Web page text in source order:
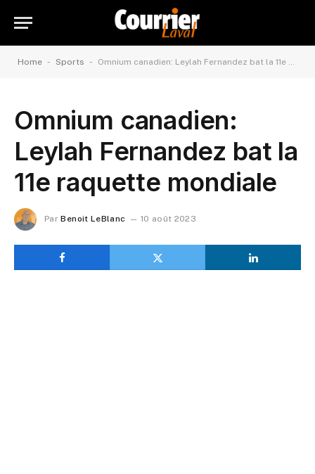
Home - Sports - Omnium canadien: Leylah Fernandez bat la 11e raquette mondiale
Omnium canadien:
Leylah Fernandez bat la
11e raquette mondiale
Par Benoit LeBlanc 10 août 2023